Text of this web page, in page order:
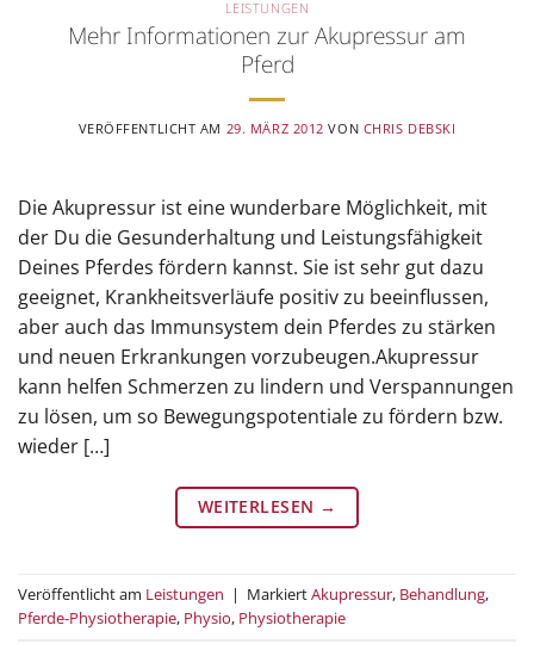
LEISTUNGEN
Mehr Informationen zur Akupressur am
Pferd
VERÖFFENTLICHT AM 29. MÄRZ 2012 VON CHRIS DEBSKI
Die Akupressur ist eine wunderbare Möglichkeit, mit
der Du die Gesunderhaltung und Leistungsfähigkeit
Deines Pferdes fördern kannst. Sie ist sehr gut dazu
geeignet, Krankheitsverläufe positiv zu beeinflussen,
aber auch das Immunsystem dein Pferdes zu stärken
und neuen Erkrankungen vorzubeugen.Akupressur
kann helfen Schmerzen zu lindern und Verspannungen
zu lösen, um so Bewegungspotentiale zu fördern bzw.
wieder […]
WEITERLESEN →
Veröffentlicht am Leistungen | MarkiertAkupressur, Behandlung,
Pferde-Physiotherapie, Physio, Physiotherapie